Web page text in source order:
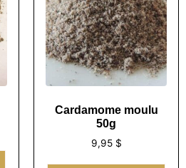
Cardamome moulu
50g
9,95 $